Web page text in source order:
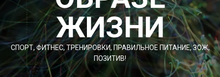
ЖИЗНИ
СПОРТ, ФИТНЕС, ТРЕНИРОВКИ, ПРАВИЛЬНОЕ ПИТАНИЕ, ЗОЖ,
ПОЗИТИВ!